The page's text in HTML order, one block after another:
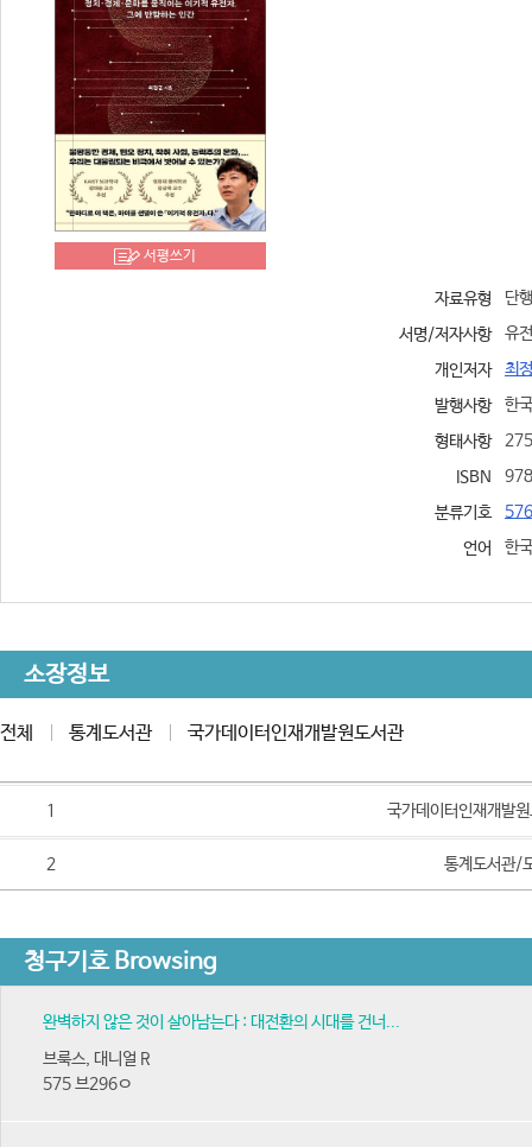
서평쓰기
자료유형
단
서명/저자사항
유
개인저자
최
발행사항
한
형태사항
ISBN
분류기호
576
언어
한
소장정보
전체 통계도서관 국가데이터인재개발원도서관
1 국가데이터인재개발
2 통계도서관/
청구기호 Browsing
완벽하지 않은 것이 살아남는다 : 대전환의 시대를 건너...
브룩스, 대니얼 R
575 브296ㅇ